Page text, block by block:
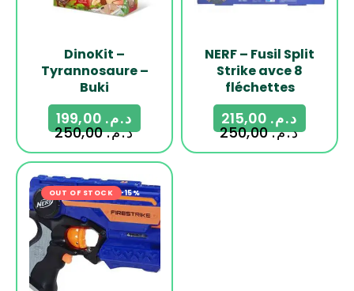
DinoKit –
Tyrannosaure –
Buki
د.م.250,00
د.م.
NERF – Fusil Split
Strike avce 8
fléchettes
د.م.250,00
د.م.
OUT OF STOCK -15%